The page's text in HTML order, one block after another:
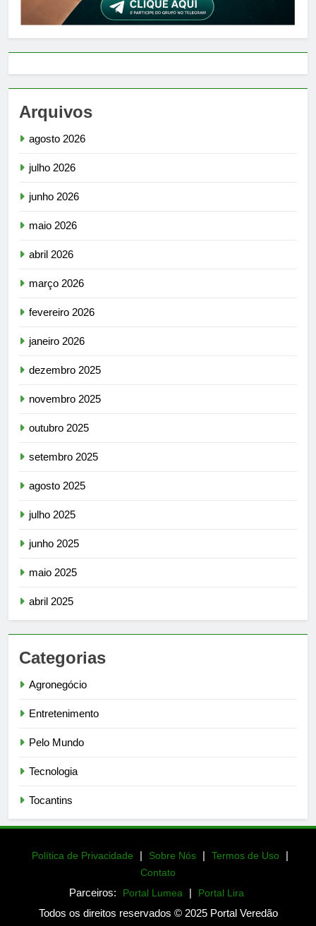
Arquivos
agosto 2026
julho 2026
junho 2026
maio 2026
abril 2026
março 2026
fevereiro 2026
janeiro 2026
dezembro 2025
novembro 2025
outubro 2025
setembro 2025
agosto 2025
julho 2025
junho 2025
maio 2025
abril 2025
Categorias
Agronegócio
Entretenimento
Pelo Mundo
Tecnologia
Tocantins
Política de Privacidade | Sobre Nós | Termos de Uso |
Contato
Parceiros: Portal Lumea | Portal Lira
Todos os direitos reservados © 2025 Portal Veredão